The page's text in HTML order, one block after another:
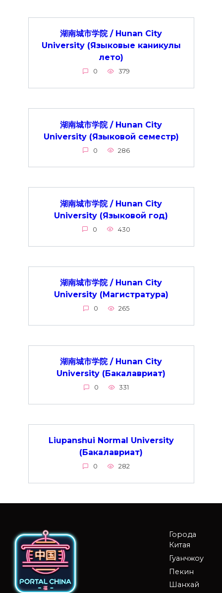
湖南城市学院 / Hunan City
University (Языковые каникулы
лето)
0 379
湖南城市学院 / Hunan City
University (Языковой семестр)
0 286
湖南城市学院 / Hunan City
University (Языковой год)
0 430
湖南城市学院 / Hunan City
University (Магистратура)
0 265
湖南城市学院 / Hunan City
University (Бакалавриат)
0 331
Liupanshui Normal University
(Бакалавриат)
0 282
Города
Китая
Гуанчжоу
Пекин
Шанхай